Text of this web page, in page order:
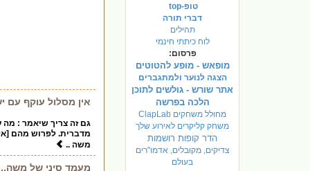
טופ-top
דברי תורה
תהילים
לוח כיתתי חינמי
פרסום:
מופאש - מופע להטוטים
הצגה לנוער ולמתגברים
אתר שורש - גולשים לתוכן
הלכה בפרשה
מחולל משחקים ClapLab
משחק קליקרים לאירוע שלך
הדר קופות רושמות
צדיקים, מקובלים, אדמו"רים
בעולם
אין מסלול עוקף עם
גם זה צריך שיאמר : מה
מדברית. לפרוש מהם
משה ..
מעמד סיני של